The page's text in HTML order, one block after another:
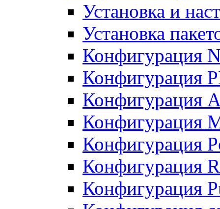
Установка и
Установка
Конфигурация
Конфигурация
Конфигурация
Конфигурация
Конфигурация
Конфигурация
Конфигурация